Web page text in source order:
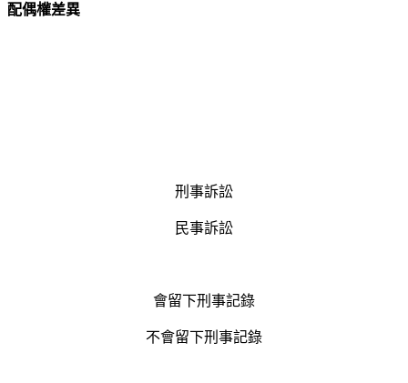
配偶權差異
刑事訴訟
民事訴訟
會留下刑事記錄
不會留下刑事記錄